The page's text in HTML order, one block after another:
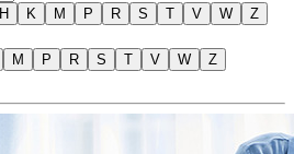
H K M P R S T V W
Z
M P R S T V W
Z